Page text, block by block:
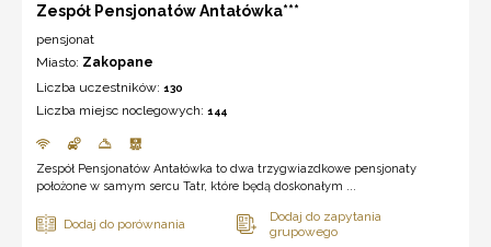
Zespół Pensjonatów Antałówka***
pensjonat
Miasto: Zakopane
Liczba uczestników: 130
Liczba miejsc noclegowych: 144
Zespół Pensjonatów Antałówka to dwa trzygwiazdkowe pensjonaty
położone w samym sercu Tatr, które będą doskonałym ...